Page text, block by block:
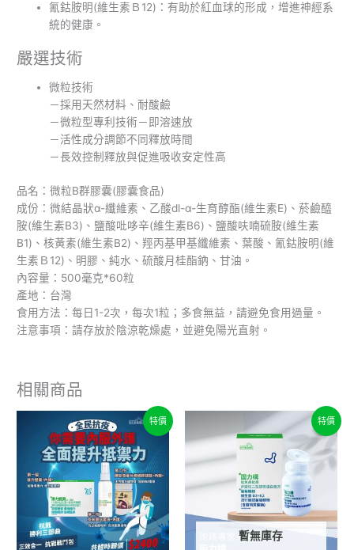
氰鈷胺明(維生素Ｂ12)：有助於紅血球的形成，增進神經系
統的健康。
嚴選技術
微粒技術
－採用天然材料、耐酸鹼
－微粒型專利技術－即溶速放
－活性成分調節不同釋放時間
－長效控制釋放與促進吸收安定性高
品名：微粒B群膠囊(膠囊食品)
成份：微結晶狀α-纖維素、乙酸dl-α-生育醇酯(維生素E)、菸鹼醯
胺(維生素B3)、鹽酸吡哆辛(維生素B6)、鹽酸呋喃硫胺(維生素
B1)、核黃素(維生素B2)、羥丙基甲基纖維素、葉酸、氰鈷胺明(維
生素Ｂ12)、明膠、純水、硫酸月桂酯鈉、甘油。
內容量：500毫克*60粒
產地：台灣
食用方法：每日1-2次，每次1粒；多食無益，請避免食用過量。
注意事項：請存放於陰涼乾燥處，並避免陽光直射。
相關商品
特價
格
範
圍：
NT$390
到
NT$2,800
此
產
品
多
種
款
式。
特價
暫無庫存
價
格：
NT$2,680。
目
前
價
格：
NT$1,680。